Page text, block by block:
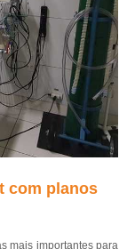
com planos
mais importantes para